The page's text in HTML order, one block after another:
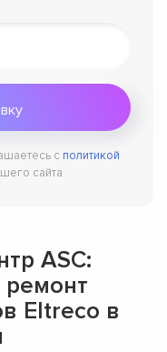
с политикой
сайта
ASC:
ремонт
Eltreco в